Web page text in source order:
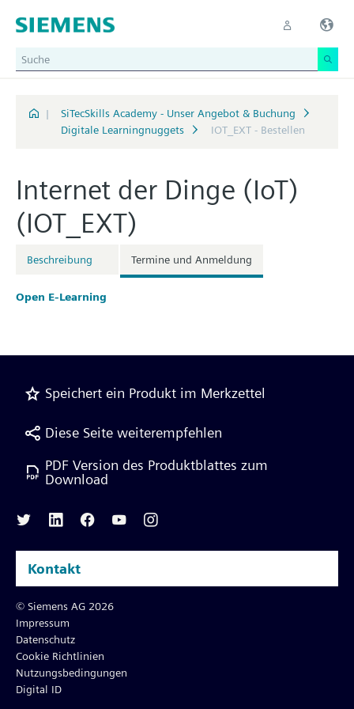
|
SiTecSkills Academy - Unser Angebot & Buchung
Digitale Learningnuggets
IOT_EXT - Bestellen
Internet der Dinge (IoT)
(IOT_EXT)
Beschreibung Termine und Anmeldung
Open E-Learning
Speichert ein Produkt im Merkzettel
Diese Seite weiterempfehlen
PDF Version des Produktblattes zum
Download
Kontakt
© Siemens AG 2026
Impressum
Datenschutz
Cookie Richtlinien
Nutzungsbedingungen
Digital ID